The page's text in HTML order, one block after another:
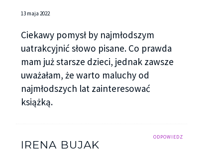
13 maja 2022
Ciekawy pomysł by najmłodszym
uatrakcyjnić słowo pisane. Co prawda
mam już starsze dzieci, jednak zawsze
uważałam, że warto maluchy od
najmłodszych lat zainteresować
książką.
ODPOWIEDZ
IRENA BUJAK